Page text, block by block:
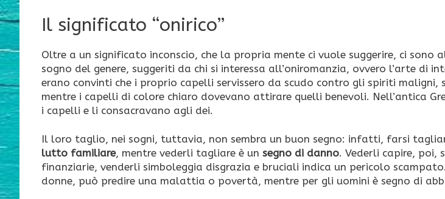
Il significato “onirico”
Oltre a un significato inconscio, che la propria mente ci vuole suggerire, ci sono
sogno del genere, suggeriti da chi si interessa all’oniromanzia, ovvero l’arte di
erano convinti che i proprio capelli servissero da scudo contro gli spiriti
mentre i capelli di colore chiaro dovevano attirare quelli benevoli. Nell’antica
i capelli e li consacravano agli dei.
Il loro taglio, nei sogni, tuttavia, non sembra un buon segno: infatti, farsi
lutto familiare, mentre vederli tagliare è un segno di danno. Vederli capire, poi,
finanziarie, venderli simboleggia disgrazia e bruciali indica un pericolo
donne, può predire una malattia o povertà, mentre per gli uomini è segno di